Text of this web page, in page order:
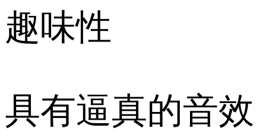
趣味性
具有逼真的音效